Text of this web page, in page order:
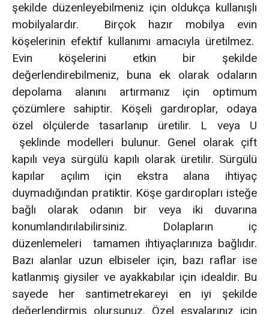
şekilde düzenleyebilmeniz için oldukça kullanışlı
mobilyalardır. Birçok hazır mobilya evin
köşelerinin efektif kullanımı amacıyla üretilmez.
Evin köşelerini etkin bir şekilde
değerlendirebilmeniz, buna ek olarak odaların
depolama alanını artırmanız için optimum
çözümlere sahiptir. Köşeli gardıroplar, odaya
özel ölçülerde tasarlanıp üretilir. L veya U
şeklinde modelleri bulunur. Genel olarak çift
kapılı veya sürgülü kapılı olarak üretilir. Sürgülü
kapılar açılım için ekstra alana ihtiyaç
duymadığından pratiktir. Köşe gardıropları isteğe
bağlı olarak odanın bir veya iki duvarına
konumlandırılabilirsiniz. Dolapların iç
düzenlemeleri tamamen ihtiyaçlarınıza bağlıdır.
Bazı alanlar uzun elbiseler için, bazı raflar ise
katlanmış giysiler ve ayakkabılar için idealdir. Bu
sayede her santimetrekareyi en iyi şekilde
değerlendirmiş olursunuz. Özel eşyalarınız için